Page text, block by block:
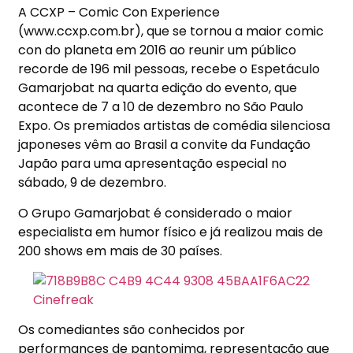
A CCXP – Comic Con Experience
(www.ccxp.com.br), que se tornou a maior comic
con do planeta em 2016 ao reunir um público
recorde de 196 mil pessoas, recebe o Espetáculo
Gamarjobat na quarta edição do evento, que
acontece de 7 a 10 de dezembro no São Paulo
Expo. Os premiados artistas de comédia silenciosa
japoneses vêm ao Brasil a convite da Fundação
Japão para uma apresentação especial no
sábado, 9 de dezembro.
O Grupo Gamarjobat é considerado o maior
especialista em humor físico e já realizou mais de
200 shows em mais de 30 países.
Os comediantes são conhecidos por
performances de pantomima, representação que